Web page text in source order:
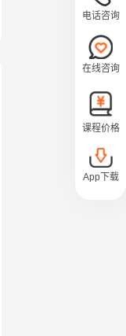
电话咨询
在线咨询
课程价格
App下载